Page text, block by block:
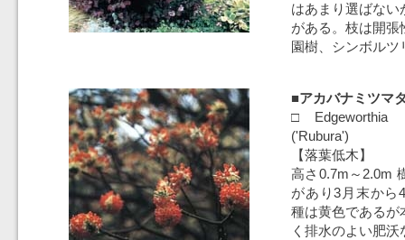
はあまり選ばない
がある。枝は開張
園樹、シンボルツ
■アカバナミツマ
□Edgeworthia
('Rubura')
【落葉低木】
高さ0.7m～2.0m
があり3月末から
種は黄色であるが
く排水のよい肥